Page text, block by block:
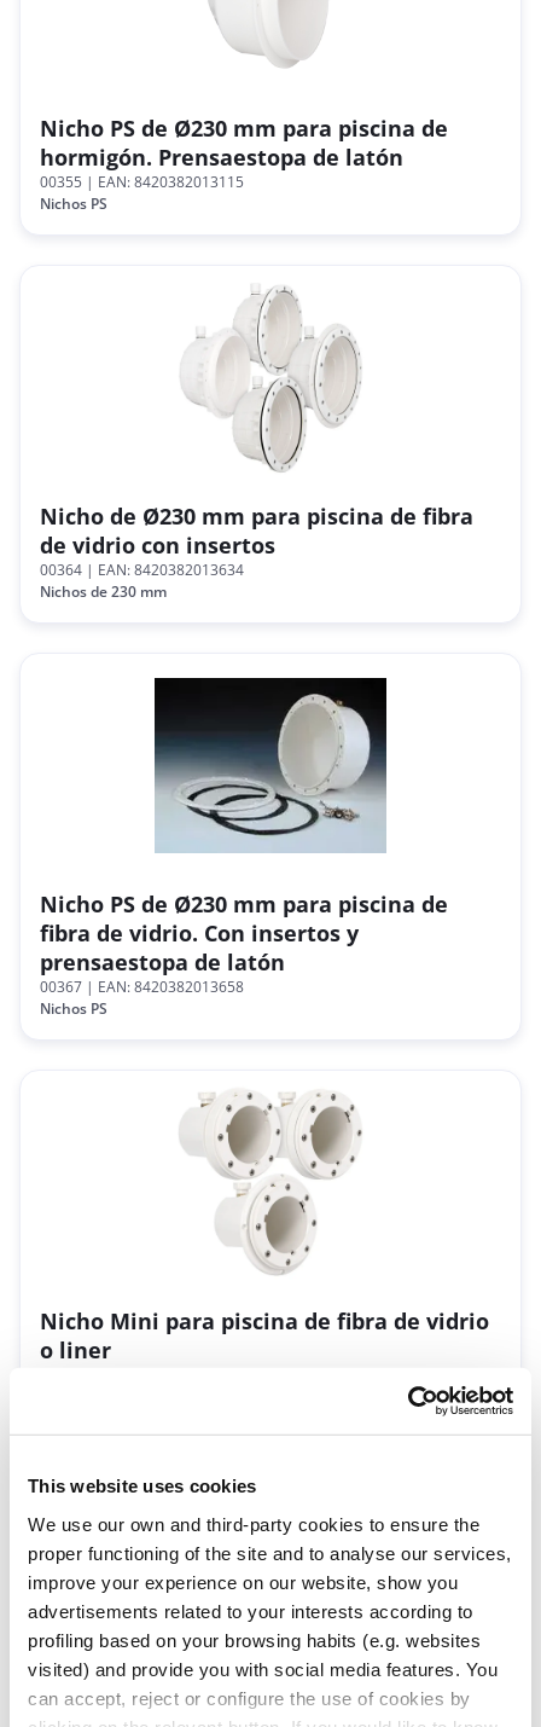
This website uses cookies
We use our own and third-party cookies to ensure the
proper functioning of the site and to analyse our services,
improve your experience on our website, show you
advertisements related to your interests according to
profiling based on your browsing habits (e.g. websites
visited) and provide you with social media features. You
can accept, reject or configure the use of cookies by
Nicho PS de Ø230 mm para piscina de
hormigón. Prensaestopa de latón
00355 | EAN: 8420382013115
Nichos PS
Nicho de Ø230 mm para piscina de fibra
de vidrio con insertos
00364 | EAN: 8420382013634
Nichos de 230 mm
Nicho PS de Ø230 mm para piscina de
fibra de vidrio. Con insertos y
prensaestopa de latón
00367 | EAN: 8420382013658
Nichos PS
Nicho Mini para piscina de fibra de vidrio
o liner
100VA